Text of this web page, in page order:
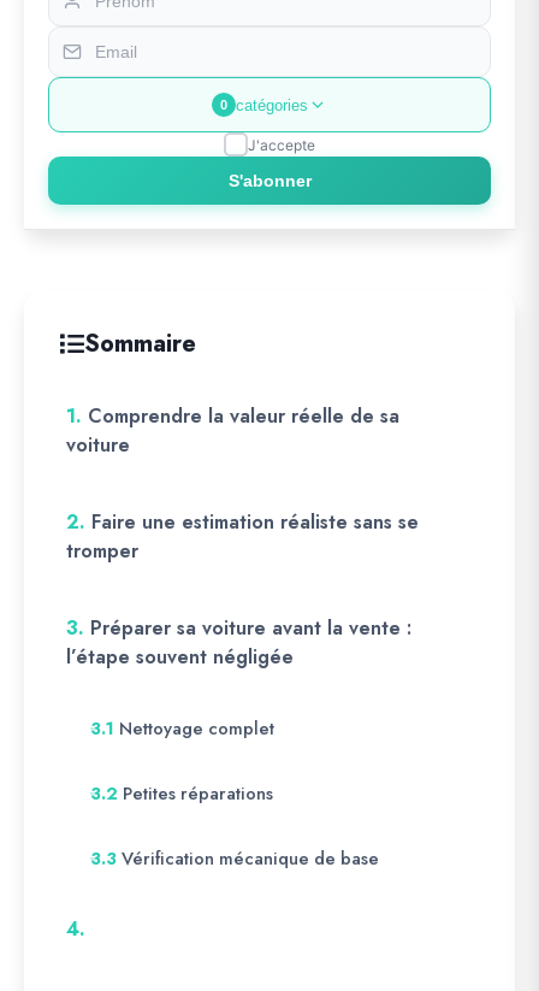
0 catégories
J'accepte
S'abonner
Sommaire
1. Comprendre la valeur réelle de sa
voiture
2. Faire une estimation réaliste sans se
tromper
3. Préparer sa voiture avant la vente :
l’étape souvent négligée
3.1 Nettoyage complet
3.2 Petites réparations
3.3 Vérification mécanique de base
4.